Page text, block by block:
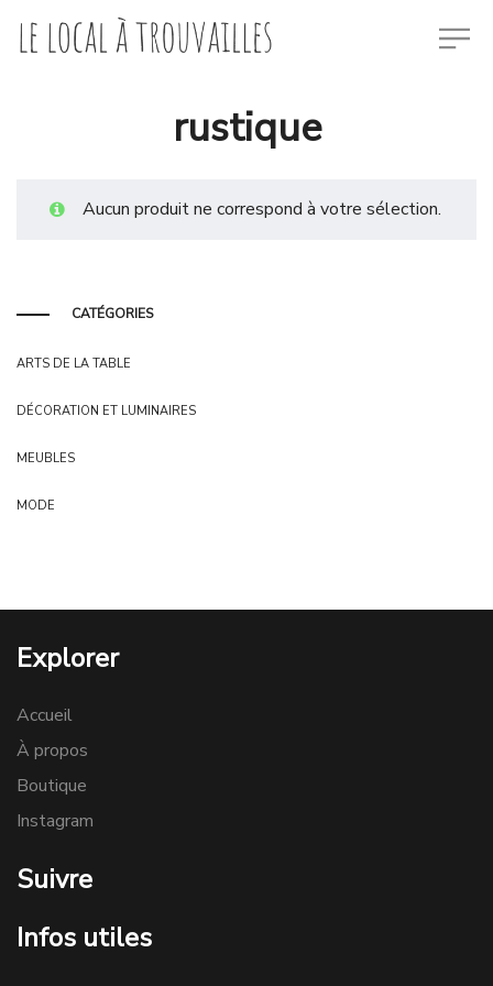
rustique
Aucun produit ne correspond à votre sélection.
CATÉGORIES
ARTS DE LA TABLE
DÉCORATION ET LUMINAIRES
MEUBLES
MODE
Explorer
Accueil
À propos
Boutique
Instagram
Suivre
Infos utiles